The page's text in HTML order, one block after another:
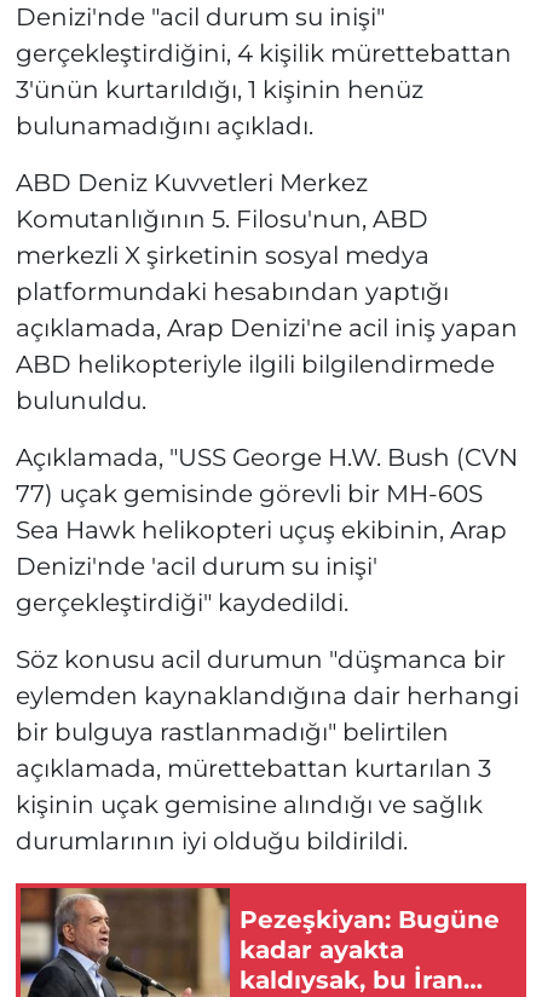
Denizi'nde "acil durum su inişi"
gerçekleştirdiğini, 4 kişilik mürettebattan
3'ünün kurtarıldığı, 1 kişinin henüz
bulunamadığını açıkladı.
ABD Deniz Kuvvetleri Merkez
Komutanlığının 5. Filosu'nun, ABD
merkezli X şirketinin sosyal medya
platformundaki hesabından yaptığı
açıklamada, Arap Denizi'ne acil iniş yapan
ABD helikopteriyle ilgili bilgilendirmede
bulunuldu.
Açıklamada, "USS George H.W. Bush (CVN
77) uçak gemisinde görevli bir MH-60S
Sea Hawk helikopteri uçuş ekibinin, Arap
Denizi'nde 'acil durum su inişi'
gerçekleştirdiği" kaydedildi.
Söz konusu acil durumun "düşmanca bir
eylemden kaynaklandığına dair herhangi
bir bulguya rastlanmadığı" belirtilen
açıklamada, mürettebattan kurtarılan 3
kişinin uçak gemisine alındığı ve sağlık
durumlarının iyi olduğu bildirildi.
Pezeşkiyan: Bugüne
kadar ayakta
kaldıysak, bu İran